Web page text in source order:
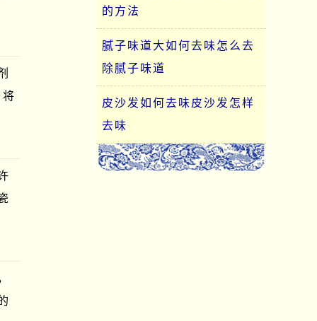
的方法
腻子味道大如何去味怎么去
除腻子味道
皮沙发如何去味皮沙发怎样
去味